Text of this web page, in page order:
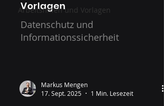
Arbeitshilfen und Vorlagen
Vorlagen
Datenschutz und
Informationssicherheit
Markus Mengen
17. Sept. 2025
1 Min. Lesezeit